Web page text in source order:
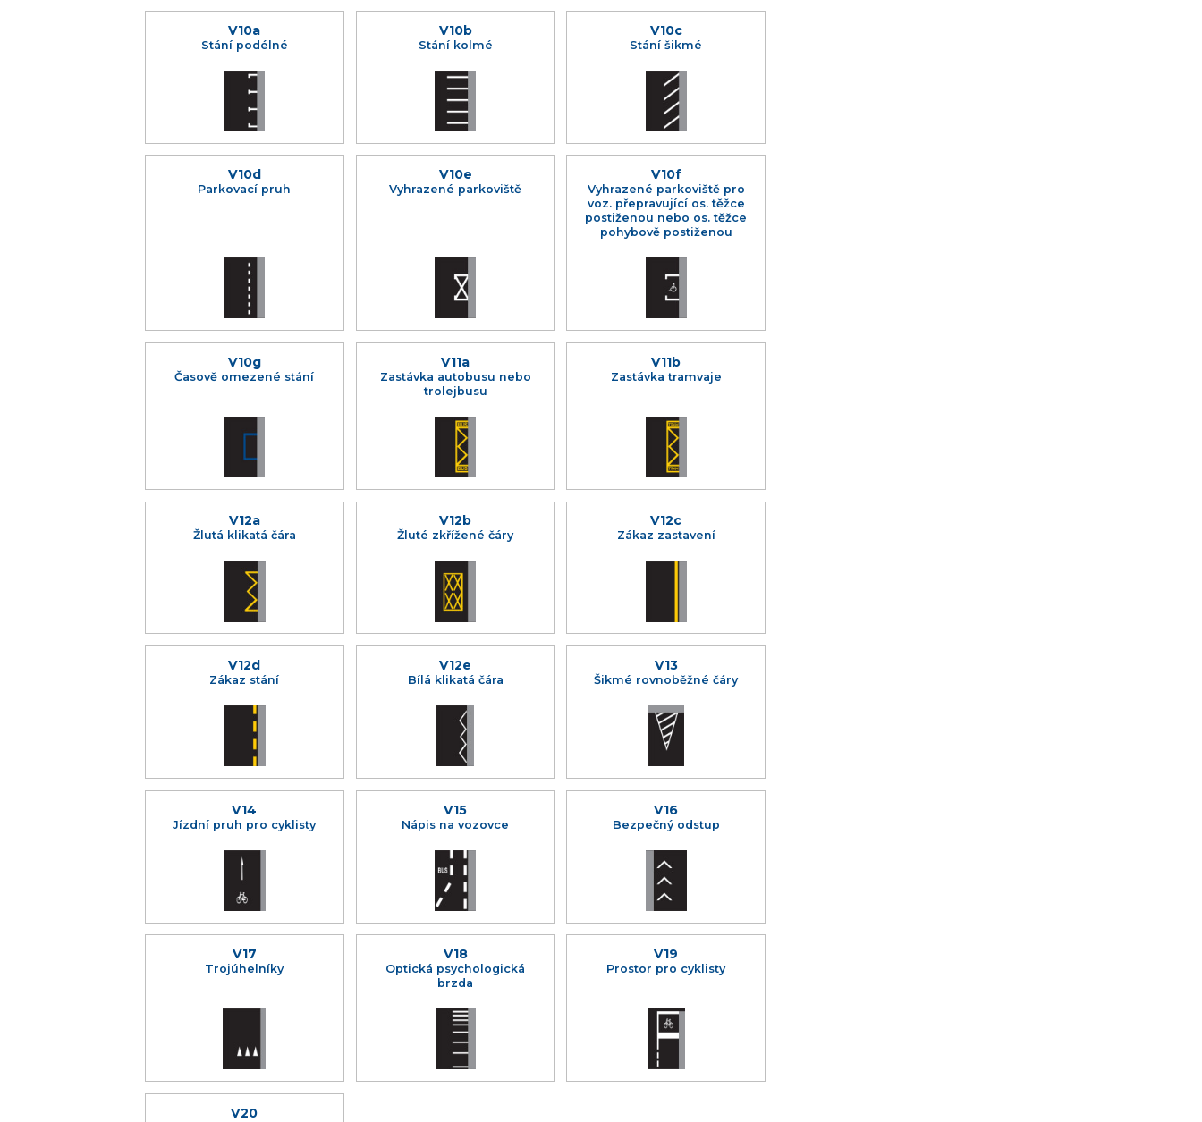
V10a
Stání podélné
V10b
Stání kolmé
V10c
Stání šikmé
V10d
Parkovací pruh
V10e
Vyhrazené parkoviště
V10f
Vyhrazené parkoviště pro
voz. přepravující os. těžce
postiženou nebo os. těžce
pohybově postiženou
V10g
Časově omezené stání
V11a
Zastávka autobusu nebo
trolejbusu
V11b
Zastávka tramvaje
V12a
Žlutá klikatá čára
V12b
Žluté zkřížené čáry
V12c
Zákaz zastavení
V12d
Zákaz stání
V12e
Bílá klikatá čára
V13
Šikmé rovnoběžné čáry
V14
Jízdní pruh pro cyklisty
V15
Nápis na vozovce
V16
Bezpečný odstup
V17
Trojúhelníky
V18
Optická psychologická
brzda
V19
Prostor pro cyklisty
V20